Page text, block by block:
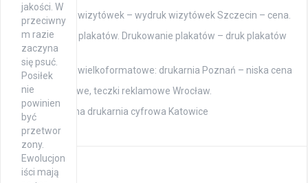
jakości. W
przeciwny
m razie
zaczyna
się psuć.
Posiłek
nie
powinien
być
przetwor
zony.
Ewolucjon
iści mają
Drukowanie wizytówek – wydruk wizytówek Szczecin – cena.
Tani wydruk plakatów. Drukowanie plakatów – druk plakatów
A1 cennik.
Drukowanie wielkoformatowe: drukarnia Poznań – niska cena
Teczki biurowe, teczki reklamowe Wrocław.
Profesjonalna drukarnia cyfrowa Katowice